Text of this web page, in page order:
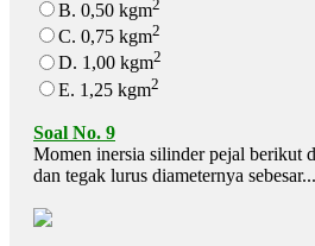
B. 0,50 kgm2
C. 0,75 kgm2
D. 1,00 kgm2
E. 1,25 kgm2
Soal No. 9
Momen inersia silinder pejal berikut
dan tegak lurus diameternya